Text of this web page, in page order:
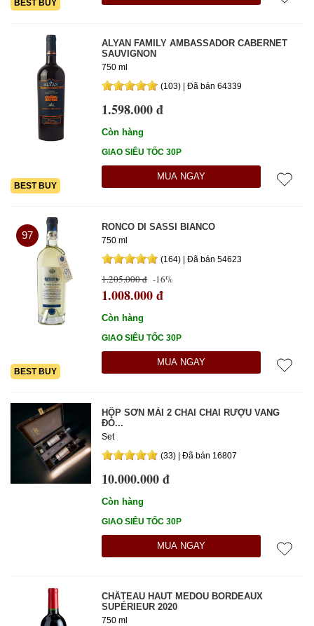
XEM THÊM:
CÁC BÀI VIẾT &TIP CHIA SẺ KINH NGHIỆM
THƯỞNG THƯỞNG THỨC RƯỢU VANG
BEST BUY
BEST BUY
ALYAN FAMILY AMBASSADOR CABERNET
SAUVIGNON
750 ml
(103) | Đã bán 64339
1.598.000 đ
Còn hàng
GIAO SIÊU TỐC 30P
MUA NGAY
BEST BUY
97
RONCO DI SASSI BIANCO
750 ml
(164) | Đã bán 54623
1.205.000 đ -16%
1.008.000 đ
Còn hàng
GIAO SIÊU TỐC 30P
MUA NGAY
HỘP SƠN MÀI 2 CHAI CHAI RƯỢU VANG
ĐỎ...
Set
(33) | Đã bán 16807
10.000.000 đ
Còn hàng
GIAO SIÊU TỐC 30P
MUA NGAY
CHÂTEAU HAUT MEDOU BORDEAUX
SUPÉRIEUR 2020
750 ml